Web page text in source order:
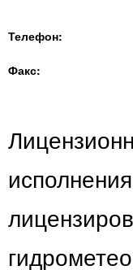
Телефон:
Факс: